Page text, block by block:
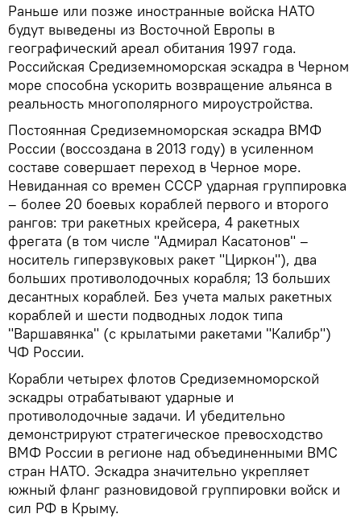
Раньше или позже иностранные войска НАТО
будут выведены из Восточной Европы в
географический ареал обитания 1997 года.
Российская Средиземноморская эскадра в Черном
море способна ускорить возвращение альянса в
реальность многополярного мироустройства.
Постоянная Средиземноморская эскадра ВМФ
России (воссоздана в 2013 году) в усиленном
составе совершает переход в Черное море.
Невиданная со времен СССР ударная группировка
– более 20 боевых кораблей первого и второго
рангов: три ракетных крейсера, 4 ракетных
фрегата (в том числе "Адмирал Касатонов" –
носитель гиперзвуковых ракет "Циркон"), два
больших противолодочных корабля; 13 больших
десантных кораблей. Без учета малых ракетных
кораблей и шести подводных лодок типа
"Варшавянка" (с крылатыми ракетами "Калибр")
ЧФ России.
Корабли четырех флотов Средиземноморской
эскадры отрабатывают ударные и
противолодочные задачи. И убедительно
демонстрируют стратегическое превосходство
ВМФ России в регионе над объединенными ВМС
стран НАТО. Эскадра значительно укрепляет
южный фланг разновидовой группировки войск и
сил РФ в Крыму.